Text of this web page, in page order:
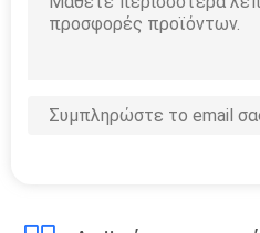
μαξιλάρια